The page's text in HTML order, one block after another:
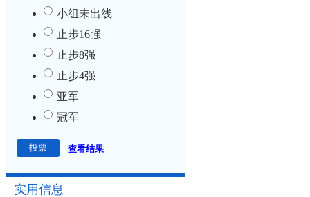
小组未出线
止步16强
止步8强
止步4强
亚军
冠军
查看结果
实用信息